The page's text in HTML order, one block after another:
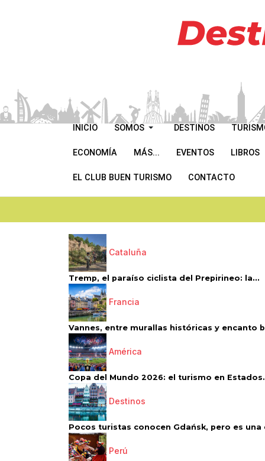
INICIO SOMOS DESTINOS
ECONOMÍA MÁS... EVENTOS LIBROS
EL CLUB BUEN TURISMO CONTACTO
Cataluña
Tremp, el paraíso ciclista del Prepirineo: la...
Francia
Vannes, entre murallas históricas y encanto
América
Copa del Mundo 2026: el turismo en
Destinos
Pocos turistas conocen Gdańsk, pero es una
Perú